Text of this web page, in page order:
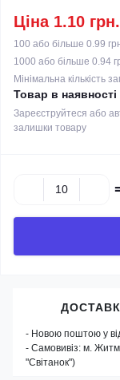
Ціна 1.10 грн.
100 або більше 0.99
1000 або більше 0.94
Мінімальна кількість
Товар в наявності
Зареєструйтеся або
залишки товару
- Новою поштою у
- Самовивіз: м.
"Світанок")